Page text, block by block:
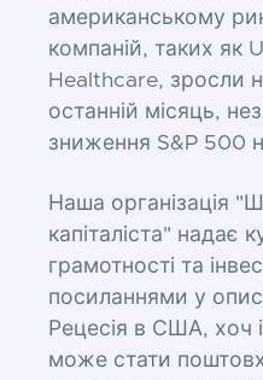
американському
компаній, таких як
Healthcare, зросли
останній місяць,
зниження S&P 500
Наша організація
капіталіста" надає
грамотності та
посиланнями у
Рецесія в США, хоч
може стати